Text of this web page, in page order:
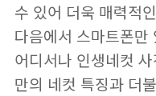
수 있어 더욱 매력적
다음에서 스마트폰만
어디서나 인생네컷
만의 네컷 특징과 더